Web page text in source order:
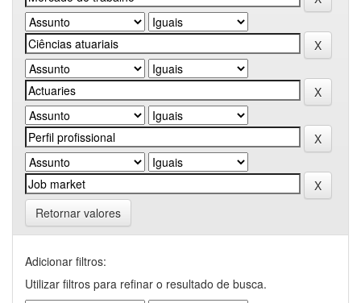
Retornar valores
Adicionar filtros:
Utilizar filtros para refinar o resultado de busca.